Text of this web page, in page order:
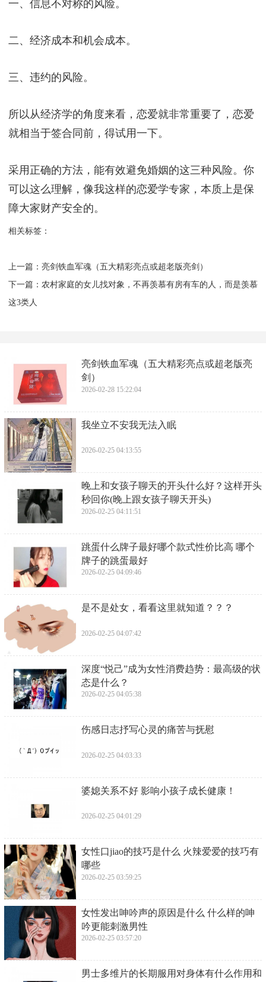
一、信息不对称的风险。
二、经济成本和机会成本。
三、违约的风险。
所以从经济学的角度来看，恋爱就非常重要了，恋爱
就相当于签合同前，得试用一下。
采用正确的方法，能有效避免婚姻的这三种风险。你
可以这么理解，像我这样的恋爱学专家，本质上是保
障大家财产安全的。
相关标签：
上一篇： ​亮剑铁血军魂（五大精彩亮点或超老版亮剑）
下一篇： ​农村家庭的女儿找对象，不再羡慕有房有车的人，而是羡慕
这3类人
​亮剑铁血军魂（五大精彩亮点或超老版亮
剑）
2026-02-28 15:22:04
​我坐立不安我无法入眠
2026-02-25 04:13:55
​晚上和女孩子聊天的开头什么好？这样开头
秒回你(晚上跟女孩子聊天开头)
2026-02-25 04:11:51
​跳蛋什么牌子最好哪个款式性价比高 哪个
牌子的跳蛋最好
2026-02-25 04:09:46
​是不是处女，看看这里就知道？？？
2026-02-25 04:07:42
​深度“悦己”成为女性消费趋势：最高级的状
态是什么？
2026-02-25 04:05:38
​伤感日志抒写心灵的痛苦与抚慰
2026-02-25 04:03:33
​婆媳关系不好 影响小孩子成长健康！
2026-02-25 04:01:29
​女性口jiao的技巧是什么 火辣爱爱的技巧有
哪些
2026-02-25 03:59:25
​女性发出呻吟声的原因是什么 什么样的呻
吟更能刺激男性
2026-02-25 03:57:20
​男士多维片的长期服用对身体有什么作用和